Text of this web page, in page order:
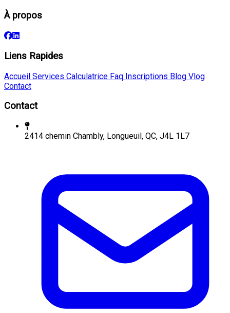
À propos
Liens Rapides
Accueil Services Calculatrice Faq Inscriptions Blog Vlog
Contact
Contact
2414 chemin Chambly, Longueuil, QC, J4L 1L7